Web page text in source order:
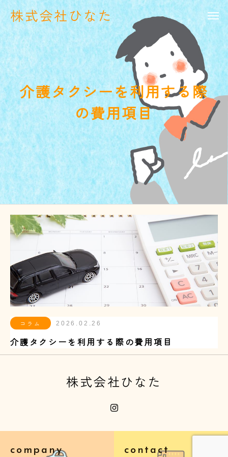
株式会社ひなた
介護タクシーを利用する際
の費用項目
コラム 2026.02.26
介護タクシーを利用する際の費用項目
株式会社ひなた
company contact